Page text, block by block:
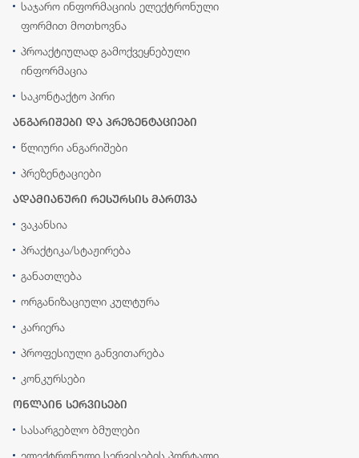
საჯარო ინფორმაციის ელექტრონული
ფორმით მოთხოვნა
პროაქტიულად გამოქვეყნებული
ინფორმაცია
საკონტაქტო პირი
ანგარიშები და პრეზენტაციები
წლიური ანგარიშები
პრეზენტაციები
ადამიანური რესურსის მართვა
ვაკანსია
პრაქტიკა/სტაჟირება
განათლება
ორგანიზაციული კულტურა
კარიერა
პროფესიული განვითარება
კონკურსები
ონლაინ სერვისები
სასარგებლო ბმულები
ელექტრონული სერვისების პორტალი